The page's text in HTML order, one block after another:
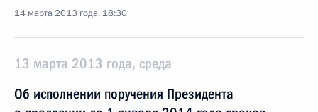
14 марта 2013 года, 18:30
13 марта 2013 года, среда
Об исполнении поручения Президента